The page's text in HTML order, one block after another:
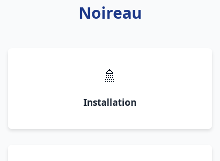
Noireau
🚿
Installation